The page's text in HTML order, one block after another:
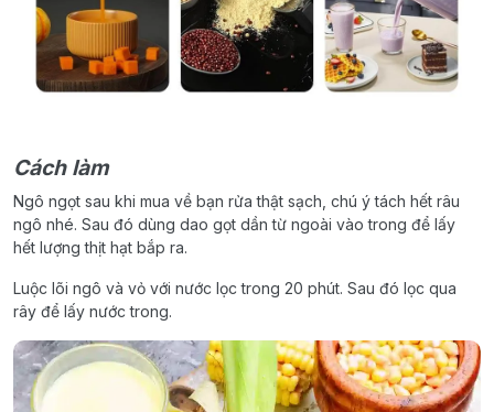
Cách làm
Ngô ngọt sau khi mua về bạn rửa thật sạch, chú ý tách hết râu
ngô nhé. Sau đó dùng dao gọt dần từ ngoài vào trong để lấy
hết lượng thịt hạt bắp ra.
Luộc lõi ngô và vỏ với nước lọc trong 20 phút. Sau đó lọc qua
rây để lấy nước trong.